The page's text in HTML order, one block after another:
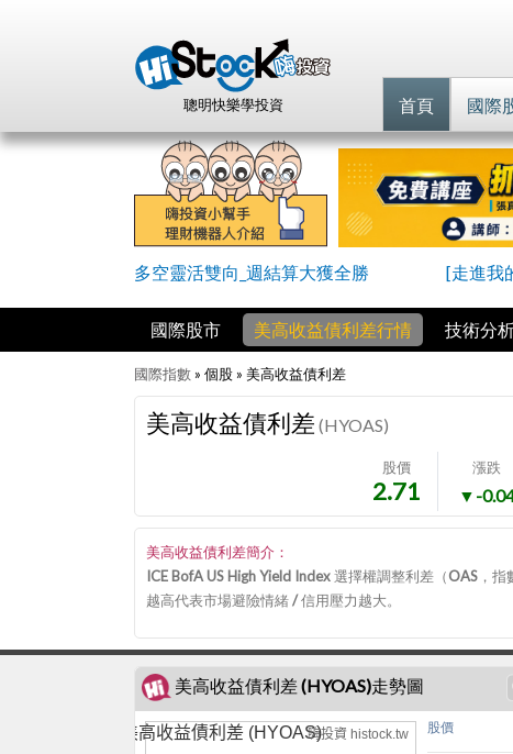
聰明快樂學投資 首頁 國際
多空靈活雙向_週結算大獲全勝 [走進我
國際股市 美高收益債利差行情 技術分
國際指數 » 個股 » 美高收益債利差
美高收益債利差 (HYOAS)
股價
2.71
漲跌
▼-
美高收益債利差簡介：
ICE BofA US High Yield Index 選擇權調整利差（OAS，
越高代表市場避險情緒 / 信用壓力越大。
美高收益債利差 (HYOAS)走勢圖
美高收益債利差 (HYOAS)嗨投資 histock.tw
股價